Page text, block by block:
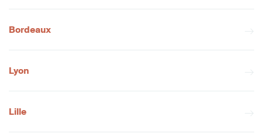
Bordeaux
Lyon
Lille